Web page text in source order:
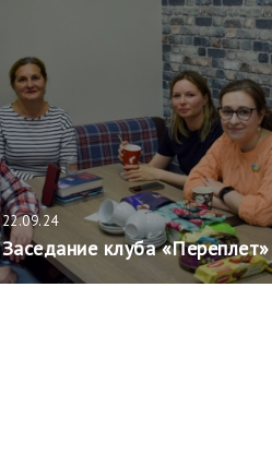
22.09.24
Заседание клуба «Переплет»